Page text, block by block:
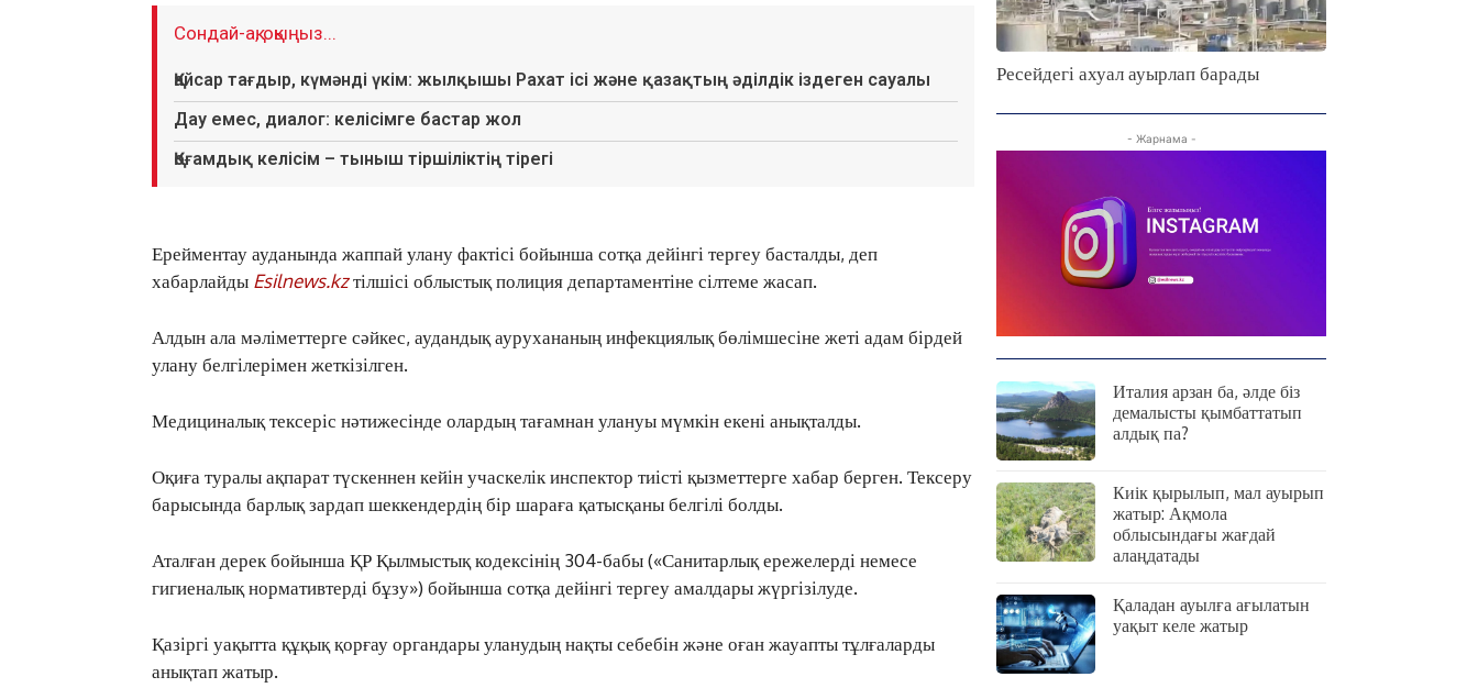
Сондай-ақ, оқыңыз...
Қайсар тағдыр, күмәнді үкім: жылқышы Рахат ісі және қазақтың әділдік іздеген сауалы
Дау емес, диалог: келісімге бастар жол
Қоғамдық келісім – тыныш тіршіліктің тірегі
Ерейментау ауданында жаппай улану фактісі бойынша сотқа дейінгі тергеу басталды, деп
хабарлайды Esilnews.kzтілшісі облыстық полиция департаментіне сілтеме жасап.
Алдын ала мәліметтерге сәйкес, аудандық аурухананың инфекциялық бөлімшесіне жеті адам бірдей
улану белгілерімен жеткізілген.
Медициналық тексеріс нәтижесінде олардың тағамнан улануы мүмкін екені анықталды.
Оқиға туралы ақпарат түскеннен кейін учаскелік инспектор тиісті қызметтерге хабар берген. Тексеру
барысында барлық зардап шеккендердің бір шараға қатысқаны белгілі болды.
Аталған дерек бойынша ҚР Қылмыстық кодексінің 304-бабы («Санитарлық ережелерді немесе
гигиеналық нормативтерді бұзу») бойынша сотқа дейінгі тергеу амалдары жүргізілуде.
Қазіргі уақытта құқық қорғау органдары уланудың нақты себебін және оған жауапты тұлғаларды
анықтап жатыр.
Ресейдегі ахуал ауырлап барады
- Жарнама -
Италия арзан ба, әлде біз
демалысты қымбаттатып
алдық па?
Киік қырылып, мал ауырып
жатыр: Ақмола
облысындағы жағдай
алаңдатады
Қаладан ауылға ағылатын
уақыт келе жатыр